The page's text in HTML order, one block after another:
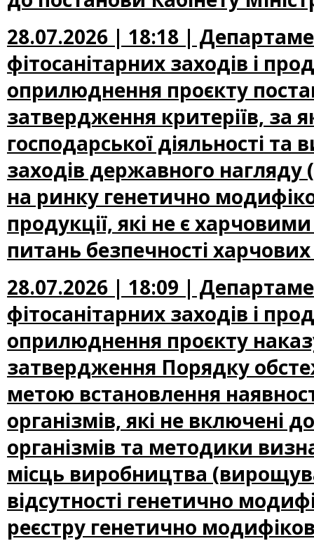
28.07.2026 | 18:18 |
фітосанітарних заходів і
оприлюднення проєкту
затвердження критеріїв, за
господарської діяльності
заходів державного
на ринку генетично
продукції, які не є
питань безпечності
28.07.2026 | 18:09 |
фітосанітарних заходів і
оприлюднення проєкту
затвердження Порядку
метою встановлення
організмів, які не включені
організмів та методики
місць виробництва
відсутності генетично
реєстру генетично